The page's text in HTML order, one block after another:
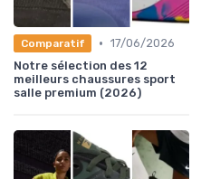
Comparatif • 17/06/2026
Notre sélection des 12
meilleurs chaussures sport
salle premium (2026)